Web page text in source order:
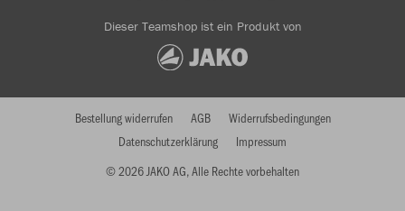
Dieser Teamshop ist ein Produkt von
© 2026 JAKO AG, Alle Rechte vorbehalten
Bestellung widerrufen AGB
Widerrufsbedingungen
Datenschutzerklärung
Impressum